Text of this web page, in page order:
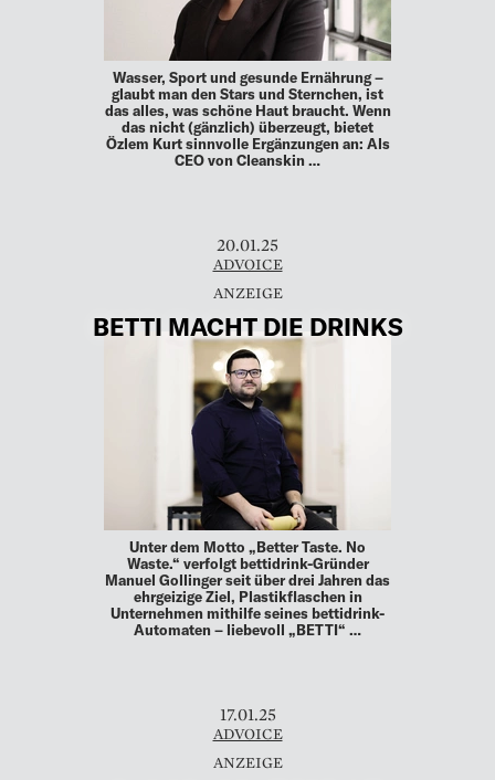
Wasser, Sport und gesunde Ernährung –
glaubt man den Stars und Sternchen, ist
das alles, was schöne Haut braucht. Wenn
das nicht (gänzlich) überzeugt, bietet
Özlem Kurt sinnvolle Ergänzungen an: Als
CEO von Cleanskin …
20.01.25
ADVOICE
BETTI MACHT DIE DRINKS
Unter dem Motto „Better Taste. No
Waste.“ verfolgt bettidrink-Gründer
Manuel Gollinger seit über drei Jahren das
ehrgeizige Ziel, Plastikflaschen in
Unternehmen mithilfe seines bettidrink-
Automaten – liebevoll „BETTI“ …
17.01.25
ADVOICE